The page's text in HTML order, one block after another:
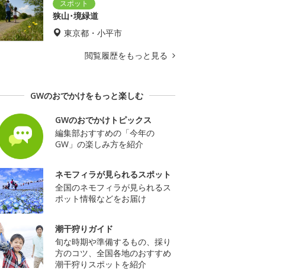
狭山･境緑道
東京都・小平市
閲覧履歴をもっと見る
GWのおでかけをもっと楽しむ
GWのおでかけトピックス
編集部おすすめの「今年の
GW」の楽しみ方を紹介
ネモフィラが見られるスポット
全国のネモフィラが見られるス
ポット情報などをお届け
潮干狩りガイド
旬な時期や準備するもの、採り
方のコツ、全国各地のおすすめ
潮干狩りスポットを紹介